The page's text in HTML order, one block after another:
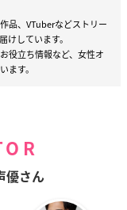
品、VTuberなどストリー
しています。
役立ち情報など、女性オ
ます。
優さん